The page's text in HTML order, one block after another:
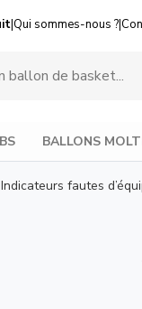
|Qui sommes-nous ?|
BALLONS
Indicateurs fautes